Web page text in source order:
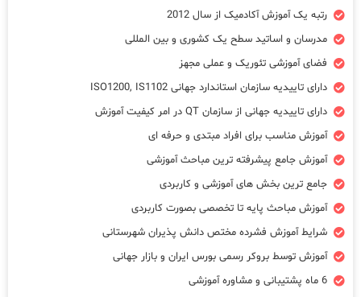
رتبه یک آموزش آکادمیک از سال 2012
مدرسان و اساتید سطح یک کشوری و بین المللی
فضای آموزشی تئوریک و عملی مجهز
دارای تاییدیه سازمان استاندارد جهانی ISO1200, IS1102
دارای تاییدیه جهانی از سازمان QT در امر کیفیت آموزش
آموزش مناسب برای افراد مبتدی و حرفه ای
آموزش جامع پیشرفته ترین مباحث آموزشی
جامع ترین بخش های آموزشی و کاربردی
آموزش مباحث پایه تا تخصصی بصورت کاربردی
شرایط آموزش فشرده مختص دانش پذیران شهرستانی
آموزش توسط بروکر رسمی بورس ایران و بازار جهانی
6 ماه پشتیبانی و مشاوره آموزشی